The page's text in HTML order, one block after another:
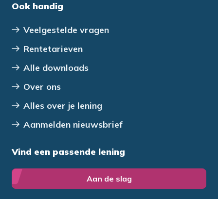
Ook handig
Veelgestelde vragen
Rentetarieven
Alle downloads
Over ons
Alles over je lening
Aanmelden nieuwsbrief
Vind een passende lening
Aan de slag